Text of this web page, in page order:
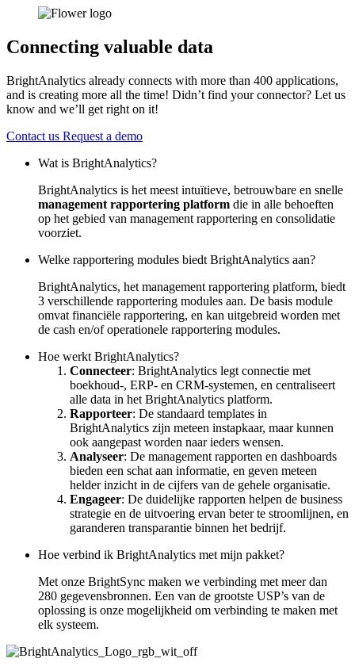
Connecting valuable data
BrightAnalytics already connects with more than 400 applications,
and is creating more all the time! Didn’t find your connector? Let us
know and we’ll get right on it!
Contact us Request a demo
Wat is BrightAnalytics?
BrightAnalytics is het meest intuïtieve, betrouwbare en snelle
management rapportering platform die in alle behoeften
op het gebied van management rapportering en consolidatie
voorziet.
Welke rapportering modules biedt BrightAnalytics aan?
BrightAnalytics, het management rapportering platform, biedt
3 verschillende rapportering modules aan. De basis module
omvat financiële rapportering, en kan uitgebreid worden met
de cash en/of operationele rapportering modules.
Hoe werkt BrightAnalytics?
Connecteer: BrightAnalytics legt connectie met
boekhoud-, ERP- en CRM-systemen, en centraliseert
alle data in het BrightAnalytics platform.
Rapporteer: De standaard templates in
BrightAnalytics zijn meteen instapkaar, maar kunnen
ook aangepast worden naar ieders wensen.
Analyseer: De management rapporten en dashboards
bieden een schat aan informatie, en geven meteen
helder inzicht in de cijfers van de gehele organisatie.
Engageer: De duidelijke rapporten helpen de business
strategie en de uitvoering ervan beter te stroomlijnen, en
garanderen transparantie binnen het bedrijf.
Hoe verbind ik BrightAnalytics met mijn pakket?
Met onze BrightSync maken we verbinding met meer dan
280 gegevensbronnen. Een van de grootste USP’s van de
oplossing is onze mogelijkheid om verbinding te maken met
elk systeem.